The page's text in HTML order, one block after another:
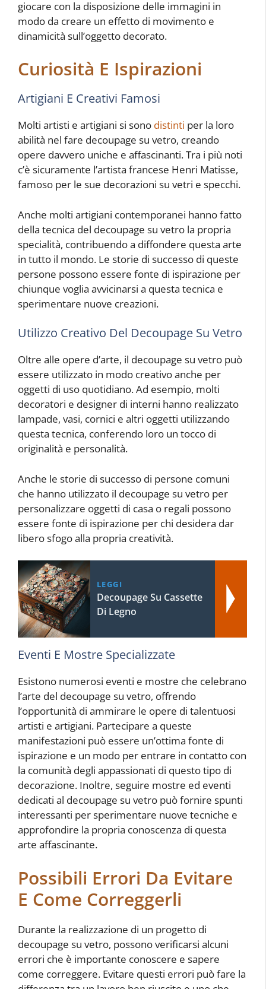
giocare con la disposizione delle immagini in
modo da creare un effetto di movimento e
dinamicità sull’oggetto decorato.
Curiosità E Ispirazioni
Artigiani E Creativi Famosi
Molti artisti e artigiani si sono distinti per la loro
abilità nel fare decoupage su vetro, creando
opere davvero uniche e affascinanti. Tra i più noti
c’è sicuramente l’artista francese Henri Matisse,
famoso per le sue decorazioni su vetri e specchi.
Anche molti artigiani contemporanei hanno fatto
della tecnica del decoupage su vetro la propria
specialità, contribuendo a diffondere questa arte
in tutto il mondo. Le storie di successo di queste
persone possono essere fonte di ispirazione per
chiunque voglia avvicinarsi a questa tecnica e
sperimentare nuove creazioni.
Utilizzo Creativo Del Decoupage Su Vetro
Oltre alle opere d’arte, il decoupage su vetro può
essere utilizzato in modo creativo anche per
oggetti di uso quotidiano. Ad esempio, molti
decoratori e designer di interni hanno realizzato
lampade, vasi, cornici e altri oggetti utilizzando
questa tecnica, conferendo loro un tocco di
originalità e personalità.
Anche le storie di successo di persone comuni
che hanno utilizzato il decoupage su vetro per
personalizzare oggetti di casa o regali possono
essere fonte di ispirazione per chi desidera dar
libero sfogo alla propria creatività.
LEGGI
Decoupage Su Cassette
Di Legno
Eventi E Mostre Specializzate
Esistono numerosi eventi e mostre che celebrano
l’arte del decoupage su vetro, offrendo
l’opportunità di ammirare le opere di talentuosi
artisti e artigiani. Partecipare a queste
manifestazioni può essere un’ottima fonte di
ispirazione e un modo per entrare in contatto con
la comunità degli appassionati di questo tipo di
decorazione. Inoltre, seguire mostre ed eventi
dedicati al decoupage su vetro può fornire spunti
interessanti per sperimentare nuove tecniche e
approfondire la propria conoscenza di questa
arte affascinante.
Possibili Errori Da Evitare
E Come Correggerli
Durante la realizzazione di un progetto di
decoupage su vetro, possono verificarsi alcuni
errori che è importante conoscere e sapere
come correggere. Evitare questi errori può fare la